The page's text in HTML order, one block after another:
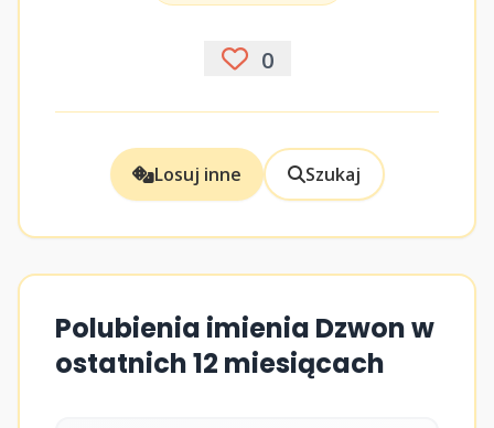
0
Losuj inne Szukaj
Polubienia imienia Dzwon w
ostatnich 12 miesiącach